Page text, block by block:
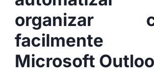
organizar
facilmente
Microsoft